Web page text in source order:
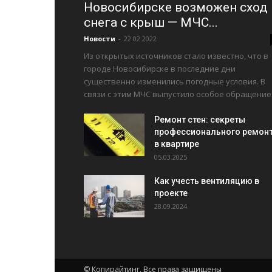
Новосибирске возможен сход
снега с крыш — МЧС...
Новости - 22.02.2022
Из открытых источников стало известно, что в
городе Новосибирске в последние дни
существенно изменились погодные условия. В
связи с этим МЧС выпустило особое
Ремонт стен: секреты
профессионального
в квартире
05.03.2025
Как учесть вентиляцию в
проекте
28.09.2024
© Копирайтинг. Все права защищены